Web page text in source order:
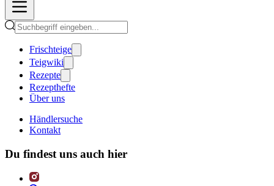
Frischteige
Teigwiki
Rezepte
Rezepthefte
Über uns
Händlersuche
Kontakt
Du findest uns auch hier